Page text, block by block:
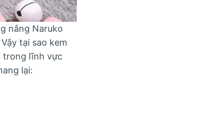
nắng Naruko
tại sao kem
trong lĩnh vực
lại: